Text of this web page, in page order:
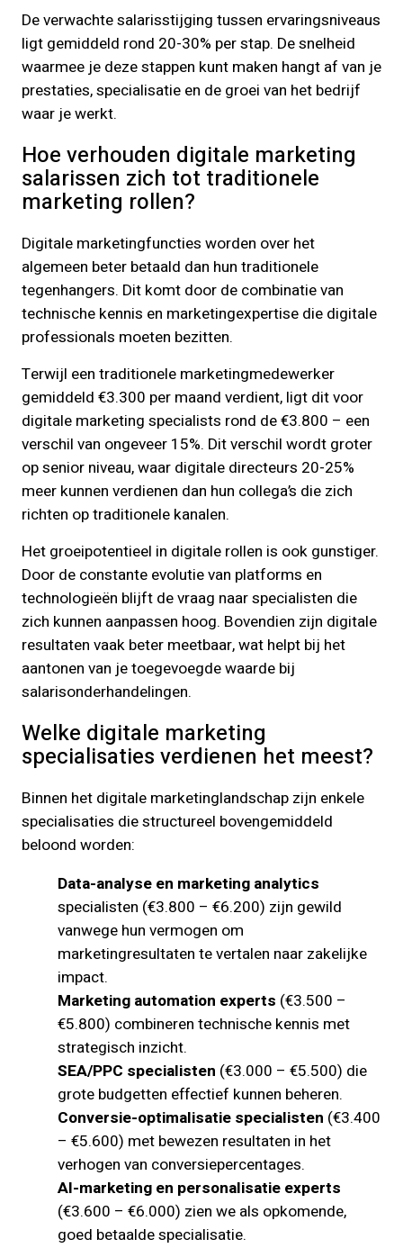
De verwachte salarisstijging tussen ervaringsniveaus
ligt gemiddeld rond 20-30% per stap. De snelheid
waarmee je deze stappen kunt maken hangt af van je
prestaties, specialisatie en de groei van het bedrijf
waar je werkt.
Hoe verhouden digitale marketing
salarissen zich tot traditionele
marketing rollen?
Digitale marketingfuncties worden over het
algemeen beter betaald dan hun traditionele
tegenhangers. Dit komt door de combinatie van
technische kennis en marketingexpertise die digitale
professionals moeten bezitten.
Terwijl een traditionele marketingmedewerker
gemiddeld €3.300 per maand verdient, ligt dit voor
digitale marketing specialists rond de €3.800 – een
verschil van ongeveer 15%. Dit verschil wordt groter
op senior niveau, waar digitale directeurs 20-25%
meer kunnen verdienen dan hun collega’s die zich
richten op traditionele kanalen.
Het groeipotentieel in digitale rollen is ook gunstiger.
Door de constante evolutie van platforms en
technologieën blijft de vraag naar specialisten die
zich kunnen aanpassen hoog. Bovendien zijn digitale
resultaten vaak beter meetbaar, wat helpt bij het
aantonen van je toegevoegde waarde bij
salarisonderhandelingen.
Welke digitale marketing
specialisaties verdienen het meest?
Binnen het digitale marketinglandschap zijn enkele
specialisaties die structureel bovengemiddeld
beloond worden:
Data-analyse en marketing analytics
specialisten (€3.800 – €6.200) zijn gewild
vanwege hun vermogen om
marketingresultaten te vertalen naar zakelijke
impact.
Marketing automation experts (€3.500 –
€5.800) combineren technische kennis met
strategisch inzicht.
SEA/PPC specialisten (€3.000 – €5.500) die
grote budgetten effectief kunnen beheren.
Conversie-optimalisatie specialisten (€3.400
– €5.600) met bewezen resultaten in het
verhogen van conversiepercentages.
AI-marketing en personalisatie experts
(€3.600 – €6.000) zien we als opkomende,
goed betaalde specialisatie.